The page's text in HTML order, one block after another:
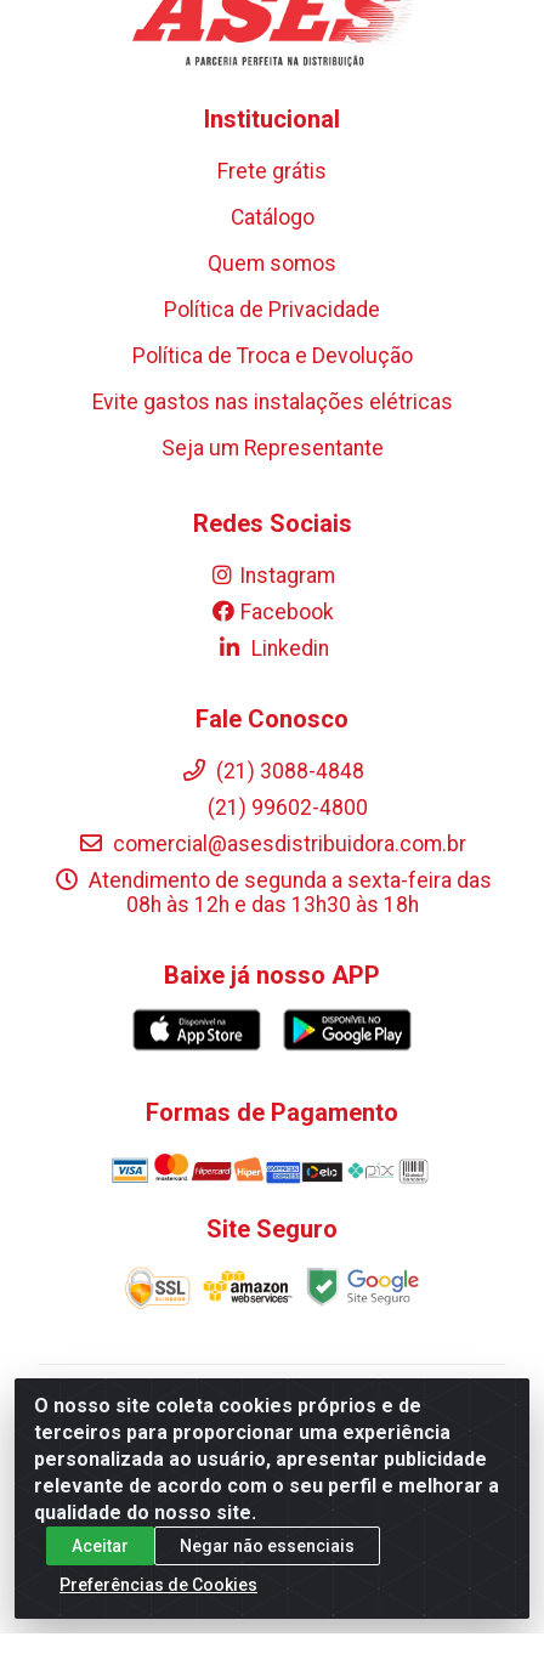
O nosso site coleta cookies próprios e de
terceiros para proporcionar uma experiência
personalizada ao usuário, apresentar publicidade
relevante de acordo com o seu perfil e melhorar a
qualidade do nosso site.
Aceitar
Negar não essenciais
Preferências de Cookies
Institucional
Frete grátis
Catálogo
Quem somos
Política de Privacidade
Política de Troca e Devolução
Evite gastos nas instalações elétricas
Seja um Representante
Redes Sociais
Instagram
Facebook
Linkedin
Fale Conosco
(21) 3088-4848
(21) 99602-4800
comercial@asesdistribuidora.com.br
Atendimento de segunda a sexta-feira das
08h às 12h e das 13h30 às 18h
Baixe já nosso APP
Formas de Pagamento
Site Seguro
V. C. Ferragens LTDA - Rua do Matoso, 132 - Praça da
Bandeira, Rio de Janeiro/ RJ - CEP 20.270-135 - CNPJ
12.324.723/0001-25
Todas as regras de promoções, descontos, preços e
prazos de pagamento e entrega expostos aqui são
válidos apenas para compras via internet. Preços e
estoque sujeito a alterações sem aviso prévio.